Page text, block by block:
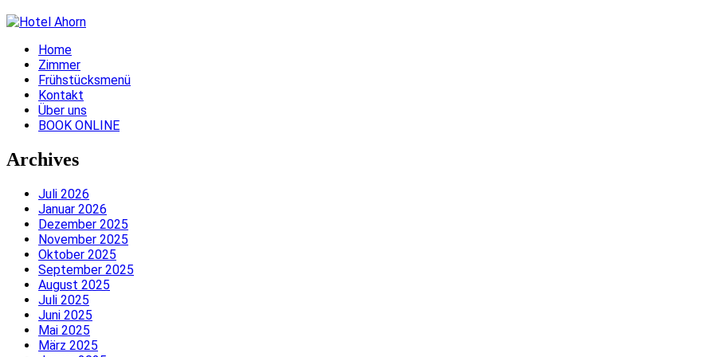
Home
Zimmer
Frühstücksmenü
Kontakt
Über uns
BOOK ONLINE
Archives
Juli 2026
Januar 2026
Dezember 2025
November 2025
Oktober 2025
September 2025
August 2025
Juli 2025
Juni 2025
Mai 2025
März 2025